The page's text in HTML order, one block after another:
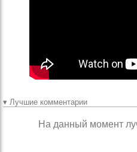
▾ Лучшие комментарии
На данный момент